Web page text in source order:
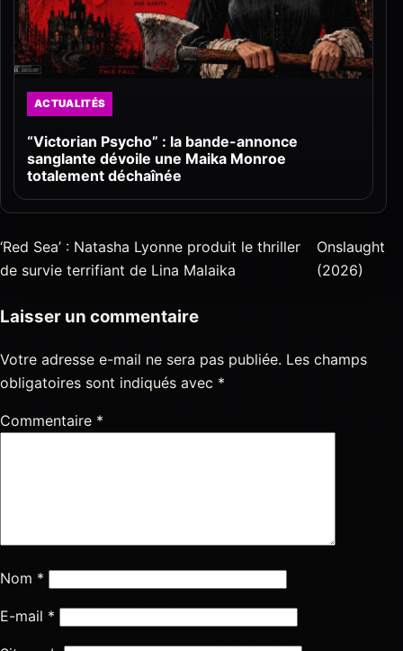
ACTUALITÉS
“Victorian Psycho” : la bande-annonce
sanglante dévoile une Maika Monroe
totalement déchaînée
‘Red Sea’ : Natasha Lyonne produit le thriller
de survie terrifiant de Lina Malaika
Onslaught
(2026)
Laisser un commentaire
Votre adresse e-mail ne sera pas publiée. Les champs
obligatoires sont indiqués avec *
Commentaire *
Nom *
E-mail *